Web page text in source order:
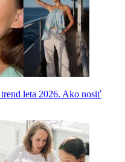
leta 2026. Ako nosiť